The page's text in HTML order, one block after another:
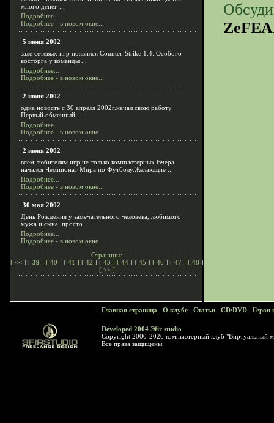
много денег ...
Подробнее...
Подробнее - в новом окне...
5 июня 2002
зале сетевых игр появился Counter-Strike 1.4. Особого
восторга у команды ...
Подробнее...
Подробнее - в новом окне...
2 июня 2002
одна новость с 30 апреля 2002г.начал свою работу
Первый обменный ...
Подробнее...
Подробнее - в новом окне...
2 июня 2002
всем любителям игр,не только компьютерных.Вчера
начался Чемпионат Мира по Футболу.Желающие ...
Подробнее...
Подробнее - в новом окне...
30 мая 2002
День Рождения у замечательного человека, любимого
мужа и сына, просто ...
Подробнее...
Подробнее - в новом окне...
Страницы:
[ << ] [ 39 ] [ 40 ] [ 41 ] [ 42 ] [ 43 ] [ 44 ] [ 45 ] [ 46 ] [ 47 ] [ 48 ]
[ >> ]
Главная страница О клубе Статьи CD/DVD Герои
Developed 2004 Эfir studio
Copyright 2000-2026 компьютерный клуб "Виртуальный
Все права защищены.